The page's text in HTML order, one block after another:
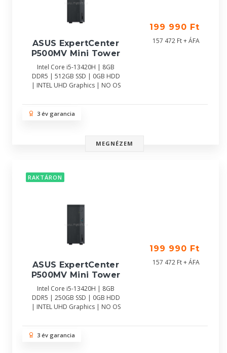
ASUS ExpertCenter
P500MV Mini Tower
Intel Core i5-13420H | 8GB
DDR5 | 512GB SSD | 0GB HDD
| INTEL UHD Graphics | NO OS
199 990 Ft
157 472 Ft + ÁFA
3 év garancia
MEGNÉZEM
RAKTÁRON
ASUS ExpertCenter
P500MV Mini Tower
Intel Core i5-13420H | 8GB
DDR5 | 250GB SSD | 0GB HDD
| INTEL UHD Graphics | NO OS
199 990 Ft
157 472 Ft + ÁFA
3 év garancia